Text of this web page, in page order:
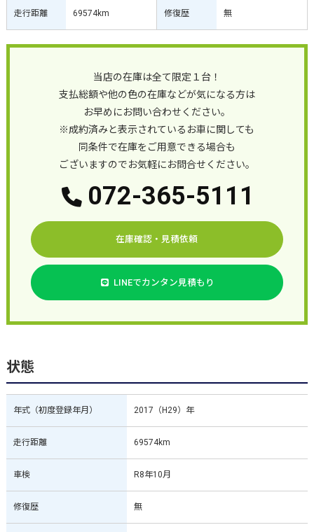
走行距離 69574km 修復歴 無
当店の在庫は全て限定１台！
支払総額や他の色の在庫などが気になる方は
お早めにお問い合わせください。
※成約済みと表示されているお車に関しても
同条件で在庫をご用意できる場合も
ございますのでお気軽にお問合せください。
072-365-5111
在庫確認・見積依頼
LINEでカンタン見積もり
状態
年式（初度登録年月） 2017（H29）年
走行距離 69574km
車検 R8年10月
修復歴 無